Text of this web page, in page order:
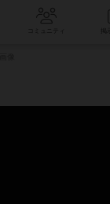
コミュニ